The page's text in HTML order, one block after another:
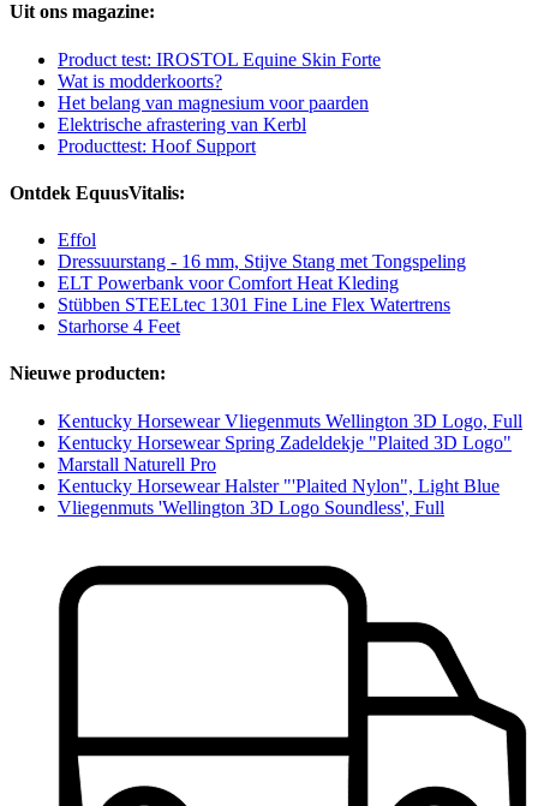
Uit ons magazine:
Product test: IROSTOL Equine Skin Forte
Wat is modderkoorts?
Het belang van magnesium voor paarden
Elektrische afrastering van Kerbl
Producttest: Hoof Support
Ontdek EquusVitalis:
Effol
Dressuurstang - 16 mm, Stijve Stang met Tongspeling
ELT Powerbank voor Comfort Heat Kleding
Stübben STEELtec 1301 Fine Line Flex Watertrens
Starhorse 4 Feet
Nieuwe producten:
Kentucky Horsewear Vliegenmuts Wellington 3D Logo, Full
Kentucky Horsewear Spring Zadeldekje "Plaited 3D Logo"
Marstall Naturell Pro
Kentucky Horsewear Halster "'Plaited Nylon", Light Blue
Vliegenmuts 'Wellington 3D Logo Soundless', Full